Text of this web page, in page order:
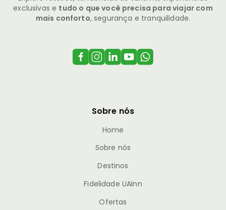
exclusivas e tudo o que você precisa para viajar com
mais conforto, segurança e tranquilidade.
Sobre nós
Home
Sobre nós
Destinos
Fidelidade UAInn
Ofertas